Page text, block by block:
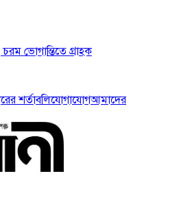
ভোগান্তিতে গ্রাহক
শর্তাবলিযোগাযোগআমাদের